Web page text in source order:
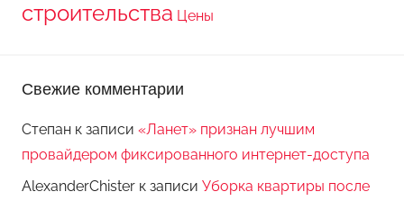
строительства Цены
Свежие комментарии
Степан к записи «Ланет» признан лучшим
провайдером фиксированного интернет-доступа
AlexanderChister к записи Уборка квартиры после